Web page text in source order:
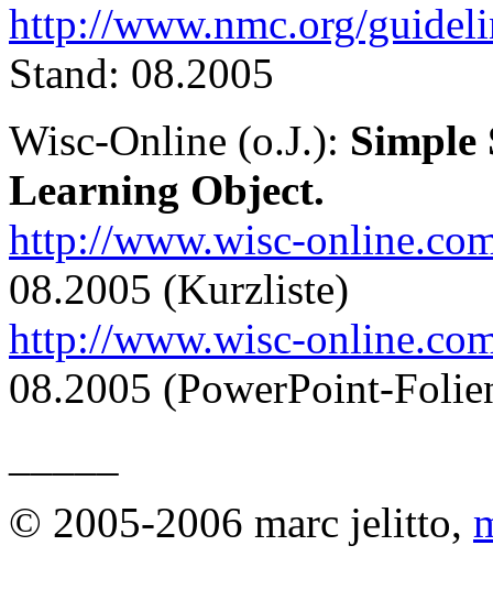
http://www.nmc.org/
Stand: 08.2005
Wisc-Online (o.J.): Simple
Learning Object.
http://www.wisc-
08.2005 (Kurzliste)
http://www.wisc-
08.2005 (PowerPoint-
© 2005-2006 marc jelitto,